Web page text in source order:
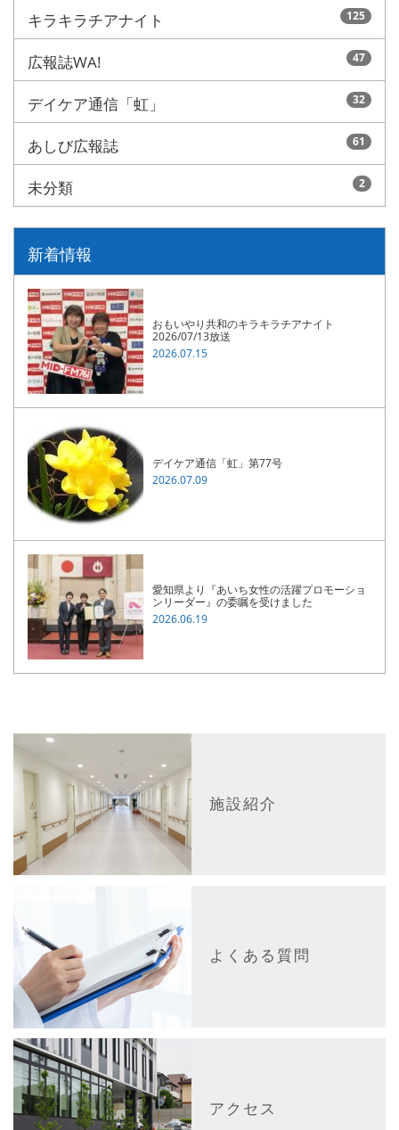
キラキラチアナイト 125
広報誌WA! 47
デイケア通信「虹」 32
あしび広報誌 61
未分類 2
新着情報
おもいやり共和のキラキラチアナイト
2026/07/13放送
2026.07.15
デイケア通信「虹」第77号
2026.07.09
愛知県より『あいち女性の活躍プロモーショ
ンリーダー』の委嘱を受けました
2026.06.19
施設紹介
よくある質問
アクセス